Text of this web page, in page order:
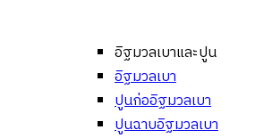
อิฐมวลเบาและปูน
อิฐมวลเบา
ปูนก่ออิฐมวลเบา
ปูนฉาบอิฐมวลเบา